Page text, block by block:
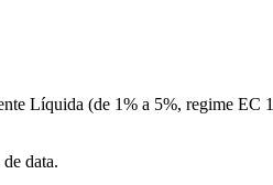
Líquida (de 1% a 5%, regime
data.